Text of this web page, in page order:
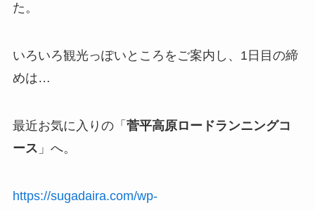
た。
いろいろ観光っぽいところをご案内し、1日目の締
めは…
最近お気に入りの「 菅平高原ロードランニングコ
ース 」へ。
https://sugadaira.com/wp-